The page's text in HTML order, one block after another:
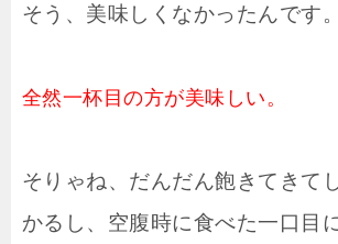
そう、美味しくなかったんです。
全然一杯目の方が美味しい。
そりゃね、だんだん飽きてきて
かるし、空腹時に食べた一口目